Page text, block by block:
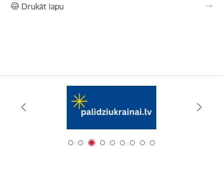
Drukāt lapu